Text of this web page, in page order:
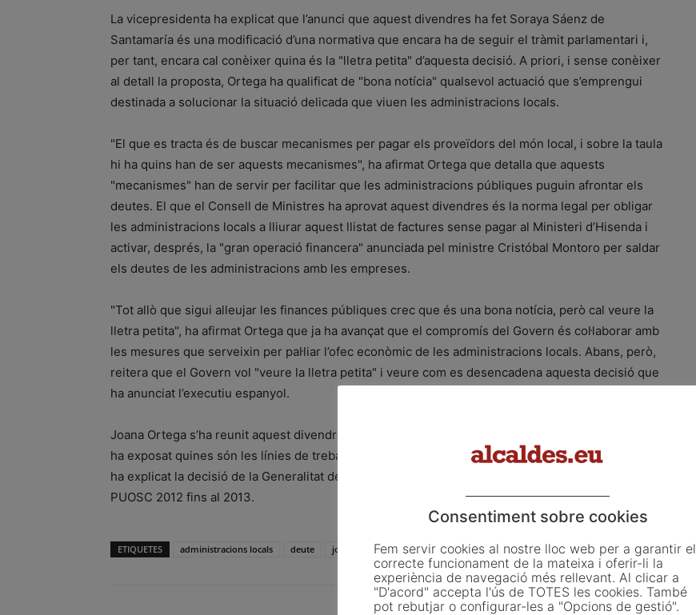
La vicepresidenta ha explicat que l’anunci que aquest divendres ha fet Soraya Sáenz de
Santamaría és una modificació d’una normativa que encara ha de seguir el tràmit parlamentari i,
per tant, encara cal conèixer quina és la "lletra petita" d’aquesta decisió. A priori, i sense conèixer
al detall la proposta, Ortega ha qualificat de "bona notícia" qualsevol actuació que s’emprengui
destinada a solucionar la situació delicada que viuen les administracions locals.
"El que es tracta és de buscar mecanismes per pagar els proveïdors del món local, i sobre la taula
hi ha quins han de ser aquests mecanismes", ha afirmat Ortega que detalla que aquests
"mecanismes" han de servir per facilitar que les administracions públiques puguin afrontar els
deutes. El que el Consell de Ministres ha aprovat aquest divendres és la norma legal per obligar
les administracions locals a lliurar aquest llistat de factures sense pagar al Ministeri d’Hisenda i
activar, després, la "gran operació financera" anunciada pel ministre Cristóbal Montoro per saldar
els deutes de les administracions amb les empreses.
"Tot allò que sigui alleujar les finances públiques crec que és una bona notícia, però cal veure la
lletra petita", ha afirmat Ortega que ja ha avançat que el compromís del Govern és col·laborar amb
les mesures que serveixin per pal·liar l’ofec econòmic de les administracions locals. Abans, però,
reitera que el Govern vol "veure la lletra petita" i veure com es desencadena aquesta decisió que
ha anunciat l’executiu espanyol.
Joana Ortega s’ha reunit aquest divendres amb els alcaldes de la comarca del Gironès als quals
ha exposat quines són les línies de treball del Govern per a la nova llei de governs locals i també
ha explicat la decisió de la Generalitat de deixar que els ajuntaments puguin licitar obres del
PUOSC 2012 fins al 2013.
ETIQUETES administracions locals deute joana ortega Soraya Sáenz de Santamaría vicepresidenta
Consentiment sobre cookies
Fem servir cookies al nostre lloc web per a garantir el
correcte funcionament de la mateixa i oferir-li la
experiència de navegació més rellevant. Al clicar a
"D'acord" accepta l'ús de TOTES les cookies. També
pot rebutjar o configurar-les a "Opcions de gestió".